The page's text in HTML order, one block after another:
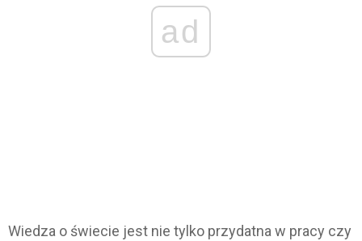
ad
Wiedza o świecie jest nie tylko przydatna w pracy czy